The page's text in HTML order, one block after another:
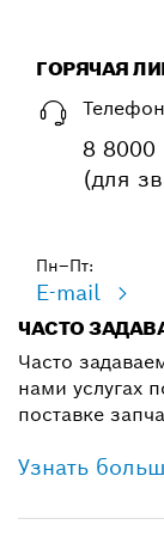
ГОРЯЧАЯ
8 8000
(для
Пн–Пт:
E-mail
ЧАСТО
Часто
нами услугах
поставке
Узнать